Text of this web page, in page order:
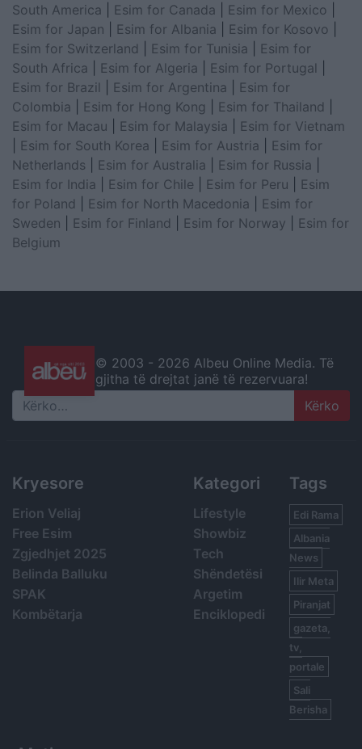
South America
Esim for Canada Esim for Mexico
Esim for Japan
Esim for Albania Esim for Kosovo
Esim for Switzerland
Esim for Tunisia
Esim for
South Africa
Esim for Algeria Esim for Portugal
Esim for Brazil
Esim for Argentina
Esim for
Colombia
Esim for Hong Kong Esim for Thailand
Esim for Macau
Esim for Malaysia
Esim for Vietnam
Esim for South Korea Esim for Austria
Esim for
Netherlands
Esim for Australia Esim for Russia
Esim for India
Esim for Chile Esim for Peru
Esim
for Poland
Esim for North Macedonia
Esim for
Sweden
Esim for Finland Esim for Norway
Esim for
Belgium
© 2003 - 2026 Albeu Online Media. Të
gjitha të drejtat janë të rezervuara!
Search
Kryesore
Erion Veliaj
Free Esim
Zgjedhjet 2025
Belinda Balluku
SPAK
Kombëtarja
Kategori
Lifestyle
Showbiz
Tech
Shëndetësi
Argetim
Enciklopedi
Tags
Edi Rama
Albania
News
Ilir Meta
Piranjat
gazeta,
tv,
portale
Sali
Berisha